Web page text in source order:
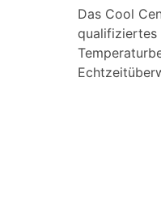
Das Cool
qualifiziertes